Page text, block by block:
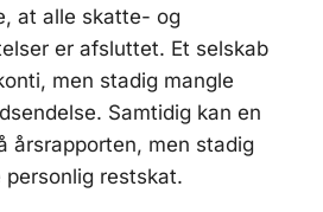
at alle skatte- og
er afsluttet. Et selskab
men stadig mangle
Samtidig kan en
årsrapporten, men stadig
restskat.